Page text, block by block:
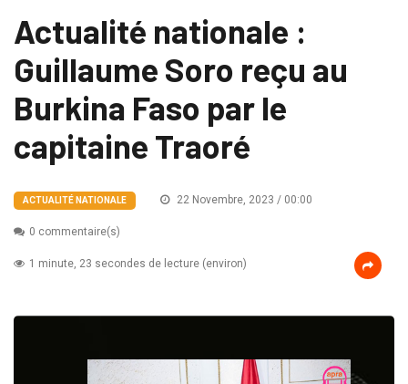
Actualité nationale :
Guillaume Soro reçu au
Burkina Faso par le
capitaine Traoré
ACTUALITÉ NATIONALE 22 Novembre, 2023 / 00:00
0 commentaire(s)
1 minute, 23 secondes de lecture (environ)